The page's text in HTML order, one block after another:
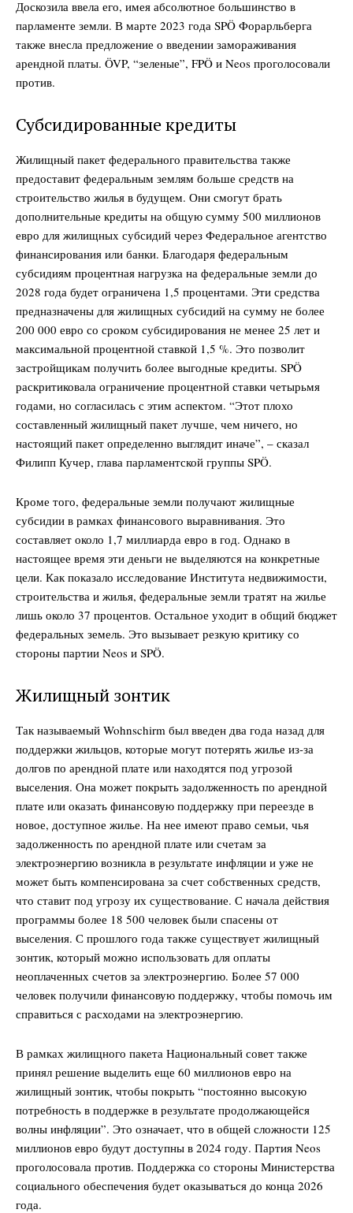
Доскозила ввела его, имея абсолютное большинство в
парламенте земли. В марте 2023 года SPÖ Форарльберга
также внесла предложение о введении замораживания
арендной платы. ÖVP, “зеленые”, FPÖ и Neos проголосовали
против.
Субсидированные кредиты
Жилищный пакет федерального правительства также
предоставит федеральным землям больше средств на
строительство жилья в будущем. Они смогут брать
дополнительные кредиты на общую сумму 500 миллионов
евро для жилищных субсидий через Федеральное агентство
финансирования или банки. Благодаря федеральным
субсидиям процентная нагрузка на федеральные земли до
2028 года будет ограничена 1,5 процентами. Эти средства
предназначены для жилищных субсидий на сумму не более
200 000 евро со сроком субсидирования не менее 25 лет и
максимальной процентной ставкой 1,5 %. Это позволит
застройщикам получить более выгодные кредиты. SPÖ
раскритиковала ограничение процентной ставки четырьмя
годами, но согласилась с этим аспектом. “Этот плохо
составленный жилищный пакет лучше, чем ничего, но
настоящий пакет определенно выглядит иначе”, – сказал
Филипп Кучер, глава парламентской группы SPÖ.
Кроме того, федеральные земли получают жилищные
субсидии в рамках финансового выравнивания. Это
составляет около 1,7 миллиарда евро в год. Однако в
настоящее время эти деньги не выделяются на конкретные
цели. Как показало исследование Института недвижимости,
строительства и жилья, федеральные земли тратят на жилье
лишь около 37 процентов. Остальное уходит в общий бюджет
федеральных земель. Это вызывает резкую критику со
стороны партии Neos и SPÖ.
Жилищный зонтик
Так называемый Wohnschirm был введен два года назад для
поддержки жильцов, которые могут потерять жилье из-за
долгов по арендной плате или находятся под угрозой
выселения. Она может покрыть задолженность по арендной
плате или оказать финансовую поддержку при переезде в
новое, доступное жилье. На нее имеют право семьи, чья
задолженность по арендной плате или счетам за
электроэнергию возникла в результате инфляции и уже не
может быть компенсирована за счет собственных средств,
что ставит под угрозу их существование. С начала действия
программы более 18 500 человек были спасены от
выселения. С прошлого года также существует жилищный
зонтик, который можно использовать для оплаты
неоплаченных счетов за электроэнергию. Более 57 000
человек получили финансовую поддержку, чтобы помочь им
справиться с расходами на электроэнергию.
В рамках жилищного пакета Национальный совет также
принял решение выделить еще 60 миллионов евро на
жилищный зонтик, чтобы покрыть “постоянно высокую
потребность в поддержке в результате продолжающейся
волны инфляции”. Это означает, что в общей сложности 125
миллионов евро будут доступны в 2024 году. Партия Neos
проголосовала против. Поддержка со стороны Министерства
социального обеспечения будет оказываться до конца 2026
года.